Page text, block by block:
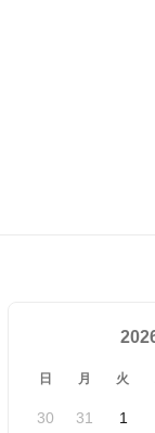
日 月 火
30 31 1